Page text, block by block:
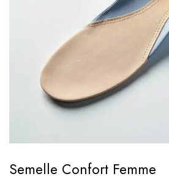
Semelle Confort Femme